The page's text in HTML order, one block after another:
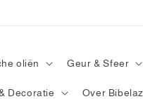
oliën Geur & Sfeer
Decoratie Over Bibelaz